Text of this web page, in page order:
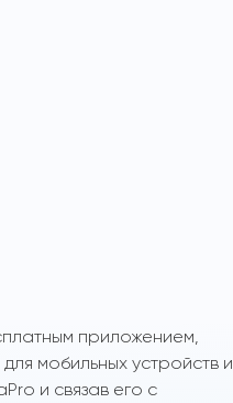
приложением,
мобильных устройств и
и связав его с